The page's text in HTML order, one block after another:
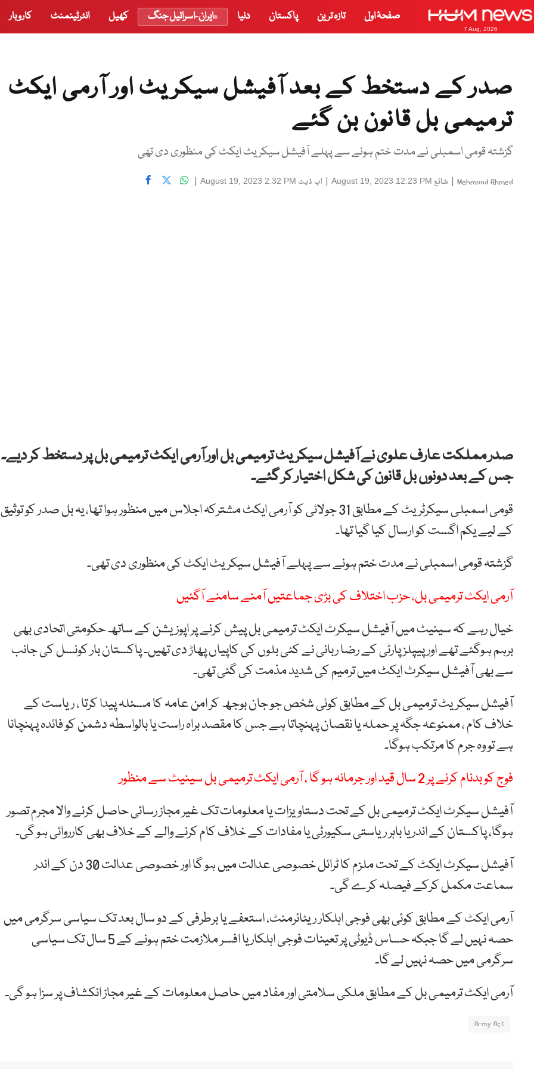
7 Aug, 2026
صفحۂ اول تازہ ترین پاکستان دنیا ایران-اسرائیل جنگ کھیل انٹرٹینمنٹ کاروبار
صدر کے دستخط کے بعد آفیشل سیکریٹ اور آرمی ایکٹ
ترمیمی بل قانون بن گئے
گزشتہ قومی اسمبلی نے مدت ختم ہونے سے پہلے آفیشل سیکریٹ ایکٹ کی منظوری دی تھی
Mehmood Ahmed
| شائع August 19, 2023 12:23 PM
| اپ ڈیٹ August 19, 2023 2:32 PM
|
صدر مملکت عارف علوی نے آفیشل سیکریٹ ترمیمی بل اور آرمی ایکٹ ترمیمی بل پر دستخط کر دیے۔
جس کے بعد دونوں بل قانون کی شکل اختیار کر گئے۔
قومی اسمبلی سیکرٹریٹ کے مطابق 31 جولائی کو آرمی ایکٹ مشترکہ اجلاس میں منظور ہوا تھا، یہ بل صدر کو توثیق
کے لیے یکم اگست کو ارسال کیا گیا تھا۔
گزشتہ قومی اسمبلی نے مدت ختم ہونے سے پہلے آفیشل سیکریٹ ایکٹ کی منظوری دی تھی۔
آرمی ایکٹ ترمیمی بل، حزب اختلاف کی بڑی جماعتیں آمنے سامنے آگئیں
خیال رہے کہ سینیٹ میں آفیشل سیکرٹ ایکٹ ترمیمی بل پیش کرنے پر اپوزیشن کے ساتھ حکومتی اتحادی بھی
برہم ہوگئے تھے اور پیپلز پارٹی کے رضا ربانی نے کئی بلوں کی کاپیاں پھاڑ دی تھیں۔ پاکستان بار کونسل کی جانب
سے بھی آفیشل سیکرٹ ایکٹ میں ترمیم کی شدید مذمت کی گئی تھی۔
آفیشل سیکریٹ ترمیمی بل کے مطابق کوئی شخص جو جان بوجھ کر امن عامہ کا مسئلہ پیدا کرتا ، ریاست کے
خلاف کام ، ممنوعہ جگہ پر حملہ یا نقصان پہنچاتا ہے جس کا مقصد براہ راست یا بالواسطہ دشمن کو فائدہ پہنچانا
ہے تو وہ جرم کا مرتکب ہوگا۔
فوج کو بدنام کرنے پر 2 سال قید اور جرمانہ ہو گا ، آرمی ایکٹ ترمیمی بل سینیٹ سے منظور
آفیشل سیکرٹ ایکٹ ترمیمی بل کے تحت دستاویزات یا معلومات تک غیر مجاز رسائی حاصل کرنے والا مجرم تصور
ہوگا، پاکستان کے اندر یا باہر ریاستی سکیورٹی یا مفادات کے خلاف کام کرنے والے کے خلاف بھی کارروائی ہو گی۔
آفیشل سیکرٹ ایکٹ کے تحت ملزم کا ٹرائل خصوصی عدالت میں ہو گا اور خصوصی عدالت 30 دن کے اندر
سماعت مکمل کرکے فیصلہ کرے گی۔
آرمی ایکٹ کے مطابق کوئی بھی فوجی اہلکار ریٹائرمنٹ، استعفے یا برطرفی کے دو سال بعد تک سیاسی سرگرمی میں
حصہ نہیں لے گا جبکہ حساس ڈیوٹی پر تعینات فوجی اہلکار یا افسر ملازمت ختم ہونے کے 5 سال تک سیاسی
سرگرمی میں حصہ نہیں لے گا۔
آرمی ایکٹ ترمیمی بل کے مطابق ملکی سلامتی اور مفاد میں حاصل معلومات کے غیر مجاز انکشاف پر سزا ہو گی۔
Army Act